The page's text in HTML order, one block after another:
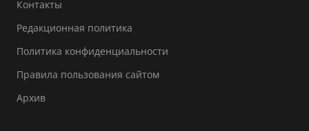
Контакты
Редакционная политика
Политика конфиденциальности
Правила пользования сайтом
Архив